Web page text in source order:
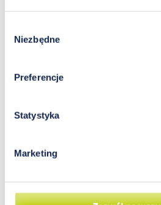
zgody
Niezbędne
Preferencje
Statystyka
Marketing
Problem wypadania
przyczyny,
który dotyka zarówno
Fizjologicznie każdego
fazie spoczynku). W
tej liczby mówimy już o
włosów na głowie,
obszary są jemu
funkcjonalnej,
wypadania włosów